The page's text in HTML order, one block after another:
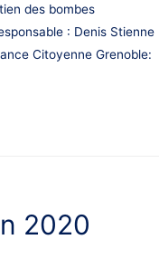
des bombes
: Denis Stienne
Citoyenne Grenoble:
2020